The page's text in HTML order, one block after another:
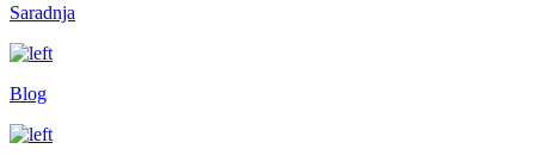
Saradnja
Blog